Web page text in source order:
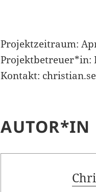
Projektzeitraum:
Projektbetreuer*in:
Kontakt:
AUTOR*IN